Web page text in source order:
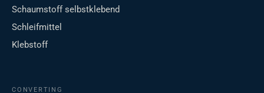
Schaumstoff selbstklebend
Schleifmittel
Klebstoff
CONVERTING